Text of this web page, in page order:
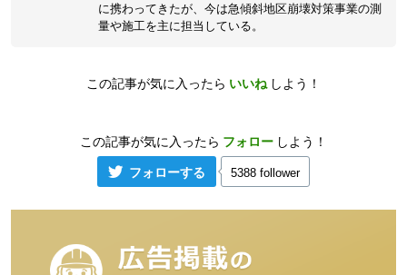
に携わってきたが、今は急傾斜地区崩壊対策事業の測
量や施工を主に担当している。
この記事が気に入ったら いいね しよう！
この記事が気に入ったら フォロー しよう！
フォローする 5388 follower